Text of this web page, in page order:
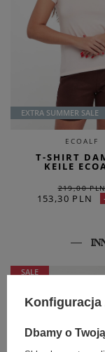
EXTRA SUMMER SALE
ECOALF
T-SHIRT
KEILE
219,00
153,30 PLN
SALE
Konfiguracja
Dbamy o